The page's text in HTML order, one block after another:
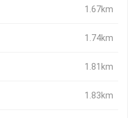
1.67km
1.74km
1.81km
1.83km